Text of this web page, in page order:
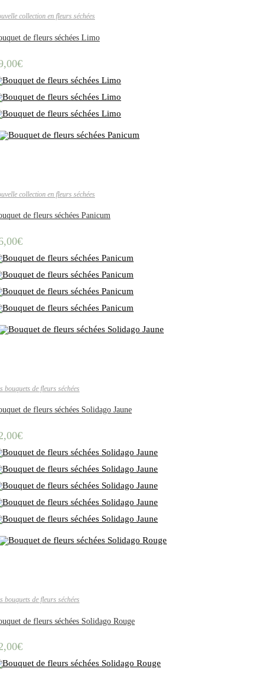
collection en fleurs séchées
de fleurs séchées Limo
€
collection en fleurs séchées
de fleurs séchées Panicum
€
bouquets de fleurs séchées
de fleurs séchées Solidago Jaune
€
bouquets de fleurs séchées
de fleurs séchées Solidago Rouge
€